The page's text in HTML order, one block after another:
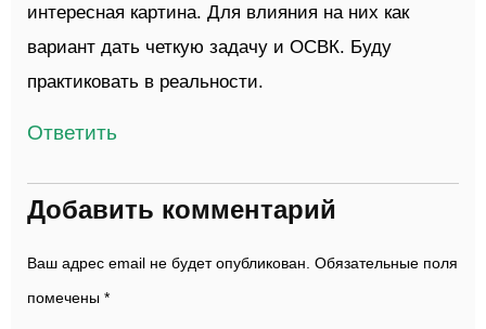
интересная картина. Для влияния на них как
вариант дать четкую задачу и ОСВК. Буду
практиковать в реальности.
Ответить
Добавить комментарий
Ваш адрес email не будет опубликован. Обязательные поля
помечены *